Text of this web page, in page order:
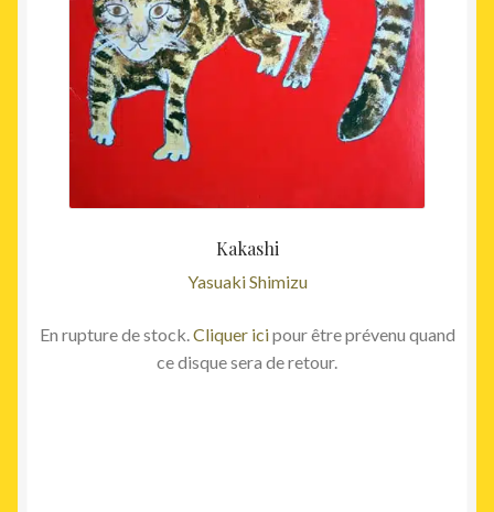
Kakashi
Yasuaki Shimizu
En rupture de stock.Cliquer icipour être prévenu quand
ce disque sera de retour.